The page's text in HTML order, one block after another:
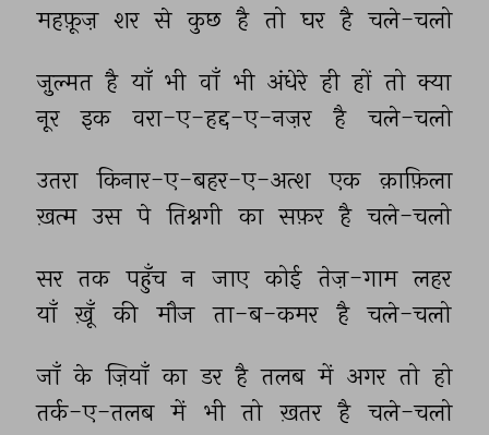
महफ़ूज़ शर से कुछ है तो घर है चले-चलो
ज़ुल्मत है याँ भी वाँ भी अंधेरे ही हों तो क्या
नूर
इक वरा-ए-हद्द-ए-नज़र है चले-चलो
उतरा किनार-ए-बहर-ए-अत्श एक क़ाफ़िला
ख़त्म उस पे तिश्नगी का सफ़र है चले-चलो
सर तक पहुँच न जाए कोई तेज़-गाम लहर
याँ ख़ूँ की मौज ता-ब-कमर है चले-चलो
जाँ के ज़ियाँ का डर है तलब में अगर तो हो
तर्क-ए-तलब में भी तो ख़तर है चले-चलो